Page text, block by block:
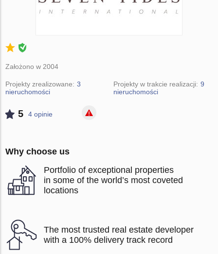
Założono w 2004
Projekty zrealizowane: 3
nieruchomości
Projekty w trakcie realizacji: 9
nieruchomości
5 4 opinie
Why choose us
Portfolio of exceptional properties
in some of the world’s most coveted
locations
The most trusted real estate developer
with a 100% delivery track record